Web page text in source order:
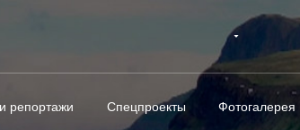
репортажи Спецпроекты Фотогалерея